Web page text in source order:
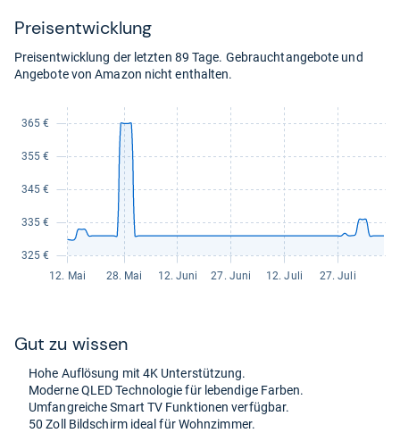
Preis­ent­wick­lung
Preisentwicklung der letzten 89 Tage. Gebrauchtangebote und
Angebote von Amazon nicht enthalten.
Gut zu wis­sen
Hohe Auf­lö­sung mit 4K Unter­stüt­zung.
Moderne QLED Tech­no­lo­gie für leben­dige Far­ben.
Umfang­rei­che Smart TV Funk­tio­nen ver­füg­bar.
50 Zoll Bild­schirm ideal für Wohn­zim­mer.